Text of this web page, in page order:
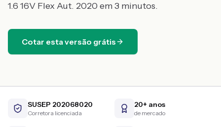
1.6 16V Flex Aut. 2020 em 3 minutos.
Cotar esta versão grátis
SUSEP 202068020
Corretora licenciada
20+ anos
de mercado